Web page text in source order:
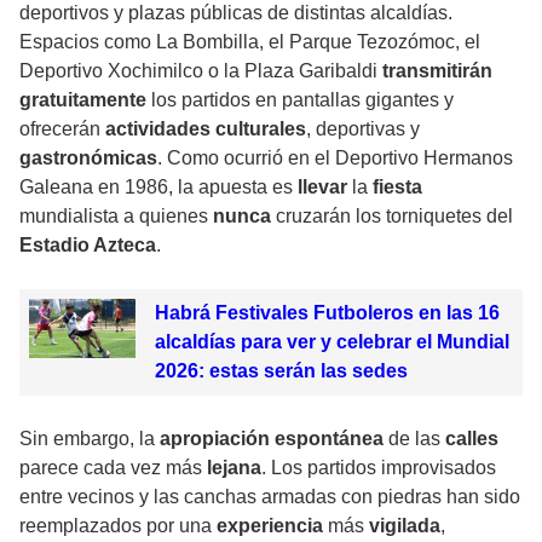
deportivos y plazas públicas de distintas alcaldías.
Espacios como La Bombilla, el Parque Tezozómoc, el
Deportivo Xochimilco o la Plaza Garibaldi transmitirán
gratuitamente los partidos en pantallas gigantes y
ofrecerán actividades culturales, deportivas y
gastronómicas. Como ocurrió en el Deportivo Hermanos
Galeana en 1986, la apuesta es
llevar la fiesta
mundialista a quienes nunca cruzarán los torniquetes del
Estadio Azteca.
Habrá Festivales Futboleros en las 16
alcaldías para ver y celebrar el Mundial
2026: estas serán las sedes
Sin embargo, la apropiación espontánea de las calles
parece cada vez más lejana. Los partidos improvisados
entre vecinos y las canchas armadas con piedras han sido
reemplazados por una experiencia más vigilada,